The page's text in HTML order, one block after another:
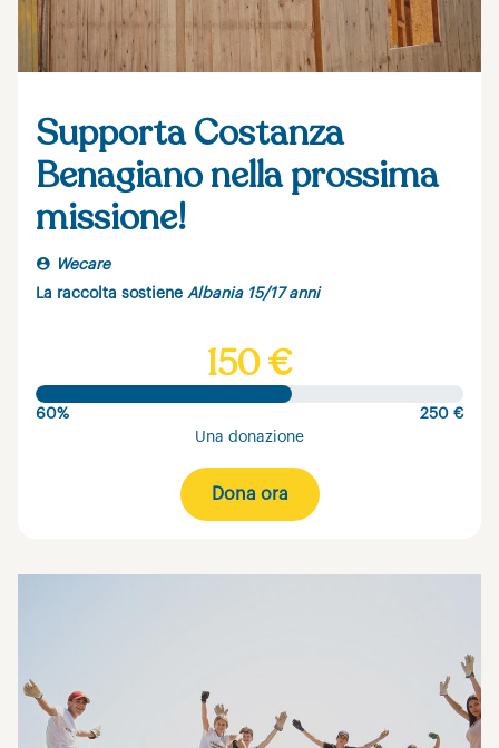
Supporta Costanza
Benagiano nella prossima
missione!
Wecare
La raccolta sostiene Albania 15/17 anni
150 €
60%
250 €
Una donazione
Dona ora